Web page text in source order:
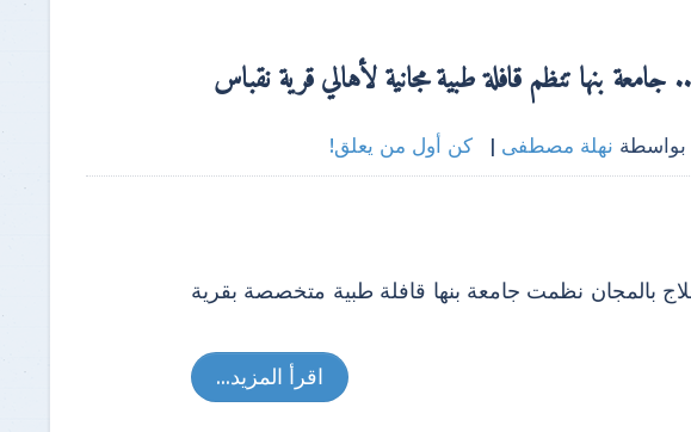
بنها تنظم قافلة طبية مجانية لأهالي قرية نقباس
نهلة مصطفى | كن أول من يعلق!
مواطن وصرف العلاج بالمجان نظمت جامعة بنها قافلة طبية متخصصة بقرية
اقرأ المزيد...